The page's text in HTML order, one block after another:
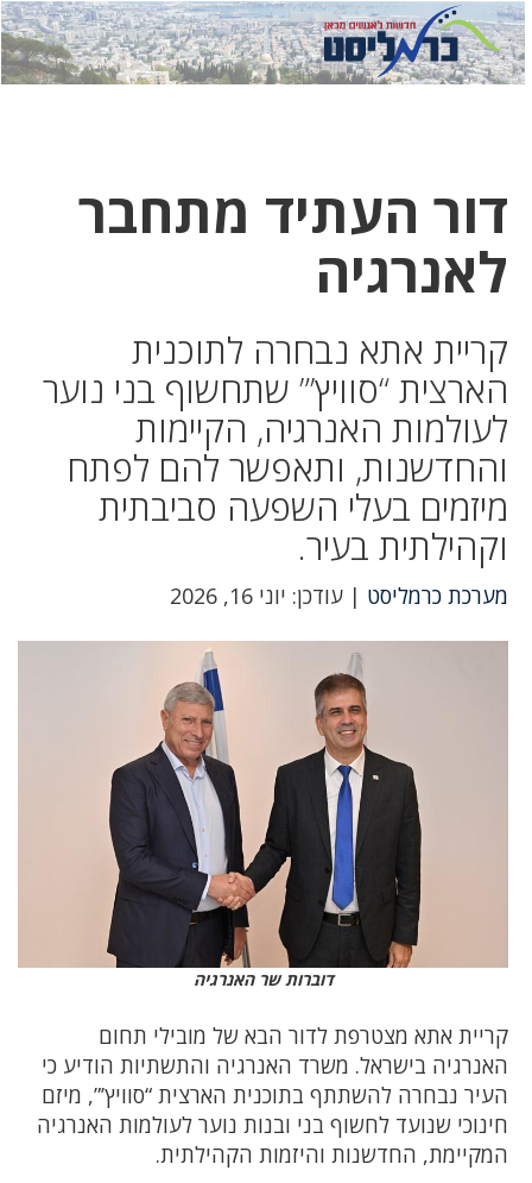
לחץ
כאן
לחץ
כדי
דור העתיד מתחבר
לאנרגיה
קריית אתא נבחרה לתוכנית
הארצית “סוויץ’” שתחשוף בני נוער
לעולמות האנרגיה, הקיימות
והחדשנות, ותאפשר להם לפתח
מיזמים בעלי השפעה סביבתית
וקהילתית בעיר.
מערכת כרמליסט | עודכן: יוני 16, 2026
דוברות שר האנרגיה
קריית אתא מצטרפת לדור הבא של מובילי תחום
האנרגיה בישראל. משרד האנרגיה והתשתיות הודיע כי
העיר נבחרה להשתתף בתוכנית הארצית “סוויץ’”, מיזם
חינוכי שנועד לחשוף בני ובנות נוער לעולמות האנרגיה
המקיימת, החדשנות והיזמות הקהילתית.